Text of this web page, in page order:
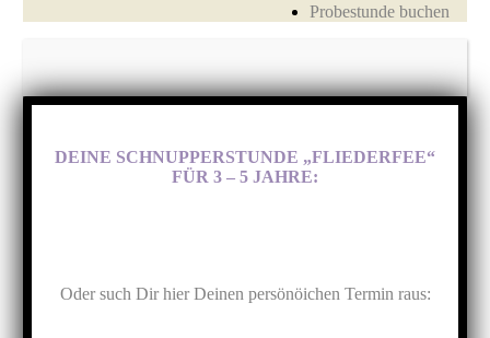
Probestunde buchen
DEINE SCHNUPPERSTUNDE „FLIEDERFEE“
FÜR 3 – 5 JAHRE:
Oder such Dir hier Deinen persönöichen Termin raus: